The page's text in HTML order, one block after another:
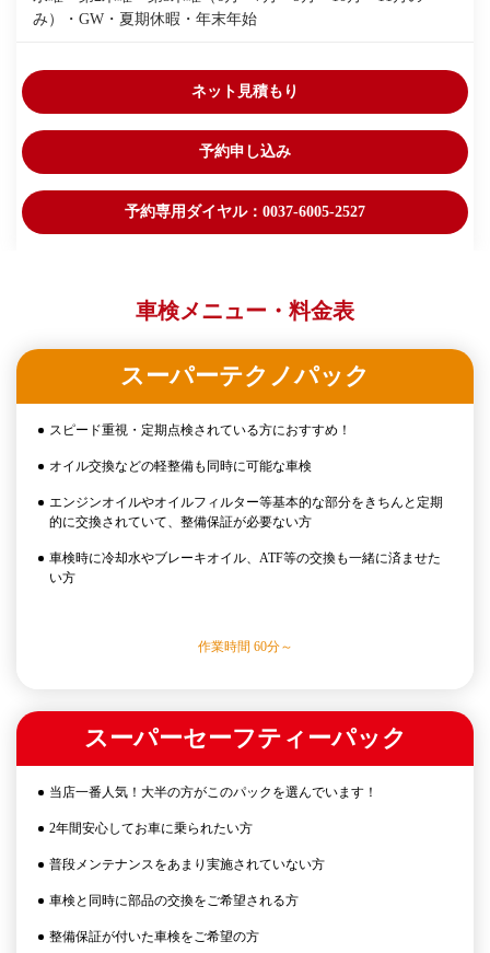
み）・GW・夏期休暇・年末年始
ネット見積もり
予約申し込み
予約専用ダイヤル：0037-6005-2527
車検メニュー・料金表
スーパーテクノパック
スピード重視・定期点検されている方におすすめ！
オイル交換などの軽整備も同時に可能な車検
エンジンオイルやオイルフィルター等基本的な部分をきちんと定期
的に交換されていて、整備保証が必要ない方
車検時に冷却水やブレーキオイル、ATF等の交換も一緒に済ませた
い方
作業時間 60分～
スーパーセーフティーパック
当店一番人気！大半の方がこのパックを選んでいます！
2年間安心してお車に乗られたい方
普段メンテナンスをあまり実施されていない方
車検と同時に部品の交換をご希望される方
整備保証が付いた車検をご希望の方